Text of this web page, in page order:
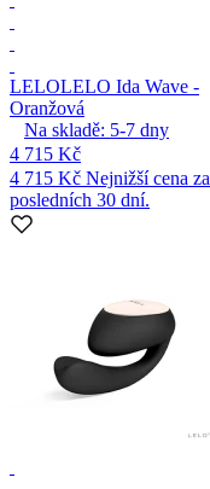
LELOLELO Ida Wave -
Oranžová
Na skladě: 5-7 dny
4 715 Kč
4 715 Kč Nejnižší cena za
posledních 30 dní.